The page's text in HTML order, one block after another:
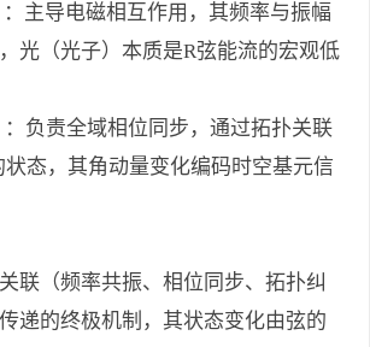
主导电磁相互作用，其频率与振幅
光（光子）本质是R弦能流的宏观低
负责全域相位同步，通过拓扑关联
状态，其角动量变化编码时空基元信
联（频率共振、相位同步、拓扑纠
递的终极机制，其状态变化由弦的